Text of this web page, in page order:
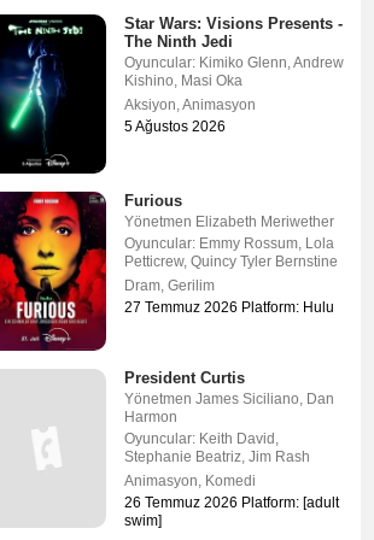
Star Wars: Visions Presents -
The Ninth Jedi
Oyuncular: Kimiko Glenn,Andrew
Kishino, Masi Oka
Aksiyon,Animasyon
5 Ağustos 2026
Furious
Yönetmen Elizabeth Meriwether
Oyuncular: Emmy Rossum, Lola
Petticrew, Quincy Tyler Bernstine
Dram, Gerilim
27 Temmuz 2026 Platform: Hulu
President Curtis
Yönetmen James Siciliano, Dan
Harmon
Oyuncular: Keith David ,
Stephanie Beatriz, Jim Rash
Animasyon, Komedi
26 Temmuz 2026 Platform: [adult
swim]